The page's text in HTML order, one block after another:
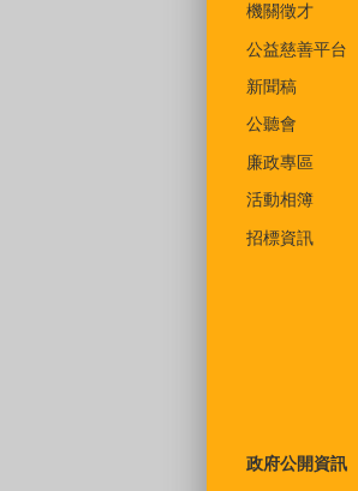
機關徵才
公益慈善平台
新聞稿
公聽會
廉政專區
活動相簿
招標資訊
政府公開資訊